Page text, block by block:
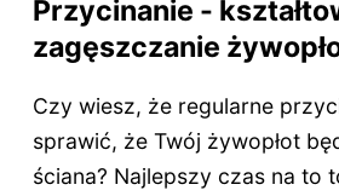
Przycinanie -
zagęszczanie
Czy wiesz, że regularne
sprawić, że Twój żywopłot
ściana? Najlepszy czas na to